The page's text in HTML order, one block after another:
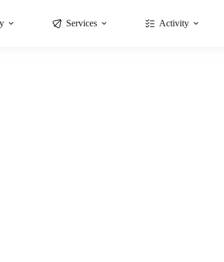
Services Activity